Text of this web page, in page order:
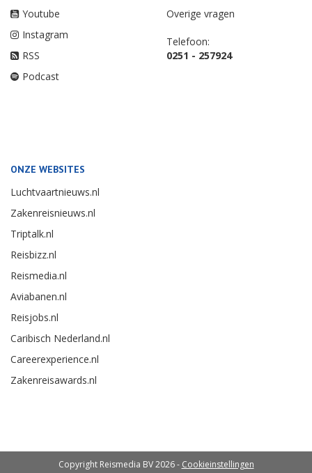
Youtube
Instagram
RSS
Podcast
Overige vragen
Telefoon:
0251 - 257924
ONZE WEBSITES
Luchtvaartnieuws.nl
Zakenreisnieuws.nl
Triptalk.nl
Reisbizz.nl
Reismedia.nl
Aviabanen.nl
Reisjobs.nl
Caribisch Nederland.nl
Careerexperience.nl
Zakenreisawards.nl
Copyright Reismedia BV 2026 - Cookieinstellingen